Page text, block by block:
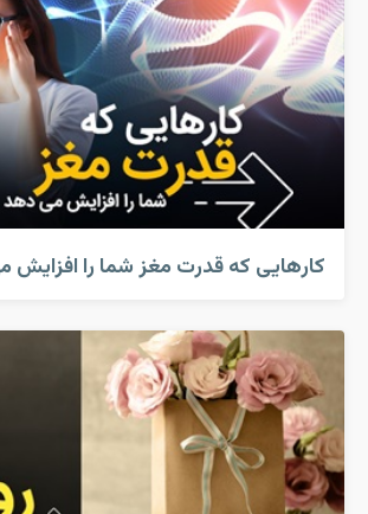
کارهایی که قدرت مغز شما را افزایش